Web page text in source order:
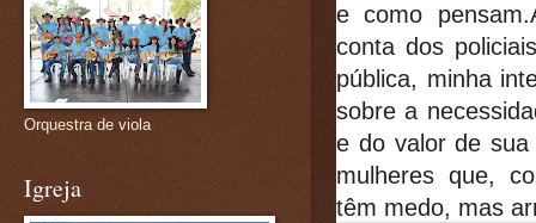
e como
conta dos
pública, minha
sobre a
e do valor de sua
mulheres que,
têm medo, mas
Orquestra de viola
Igreja